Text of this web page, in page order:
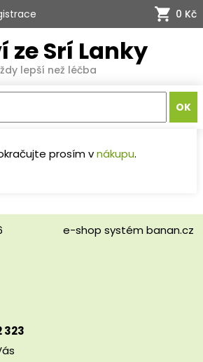
0 Kč
ze Srí Lanky
lepší než léčba
prosím vnákupu.
e-shop systém banan.cz
323